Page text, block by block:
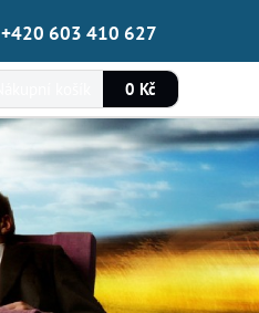
+420 603 410 627
0 Kč